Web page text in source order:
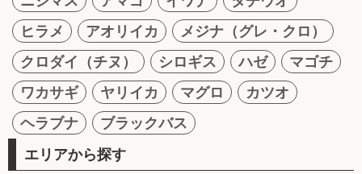
ヒラメ
アオリイカ
メジナ（グレ・クロ）
クロダイ（チヌ）
シロギス ハゼ
マゴチ
ワカサギ
ヤリイカ マグロ
カツオ
ヘラブナ
ブラックバス
エリアから探す